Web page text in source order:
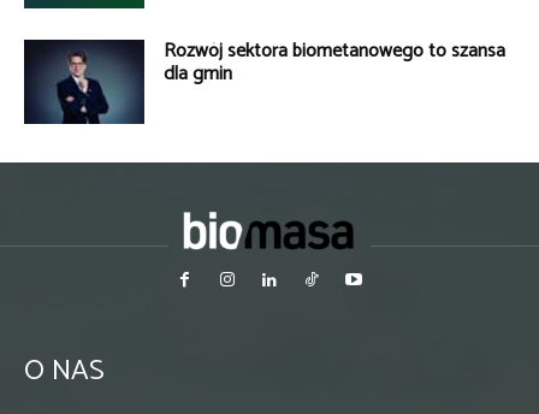
Rozwój sektora biometanowego to szansa
dla gmin
O NAS